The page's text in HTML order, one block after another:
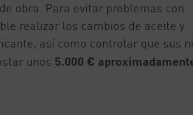
obra. Para evitar problemas con
realizar los cambios de aceite y
así como controlar que sus
unos 5.000 €